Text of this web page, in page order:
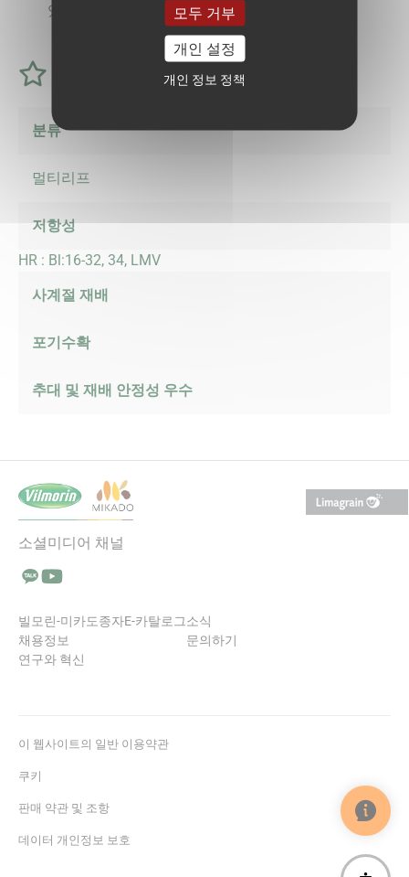
있으므로 관리가 필요
분류
멀티리프
저항성
HR : Bl:16-32, 34, LMV
사계절 재배
포기수확
추대 및 재배 안정성 우수
소셜미디어 채널
Talk에서 팔로우 (새 창에서 열림)
YouTube에서 팔로우 (새 창에서 열림)
빌모린-미카도
채용정보
연구와 혁신
종자E-카탈로그소식
문의하기
이 웹사이트의 일반 이용약관
쿠키
판매 약관 및 조항
데이터 개인정보 보호
모두 거부
개인 설정
개인 정보 정책